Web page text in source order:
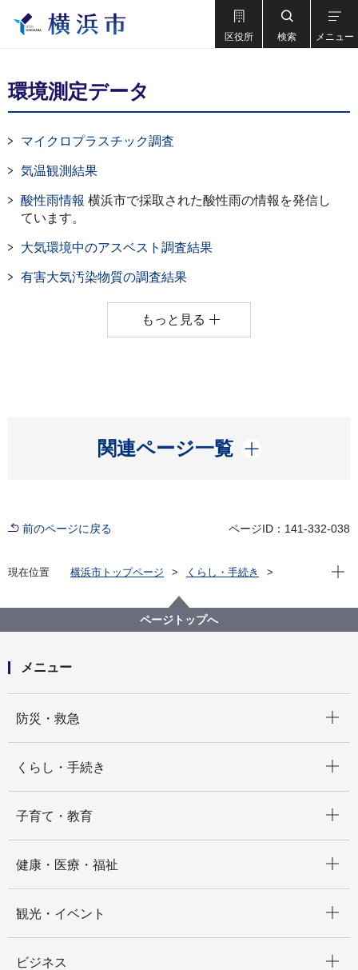
区役所 検索 メニュー
環境測定データ
マイクロプラスチック調査
気温観測結果
酸性雨情報 横浜市で採取された酸性雨の情報を発信し
ています。
大気環境中のアスベスト調査結果
有害大気汚染物質の調査結果
もっと見る
関連ページ一覧
開く
前のページに戻る ページID：141-332-038
現在位置 横浜市トップページ
くらし・手続き
環境測定データ
現在
ページトップへ
メニュー
防災・救急
くらし・手続き
子育て・教育
健康・医療・福祉
観光・イベント
ビジネス